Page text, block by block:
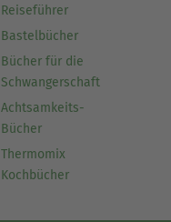
Reiseführer
Bastelbücher
Bücher für die
Schwangerschaft
Achtsamkeits-
Bücher
Thermomix
Kochbücher